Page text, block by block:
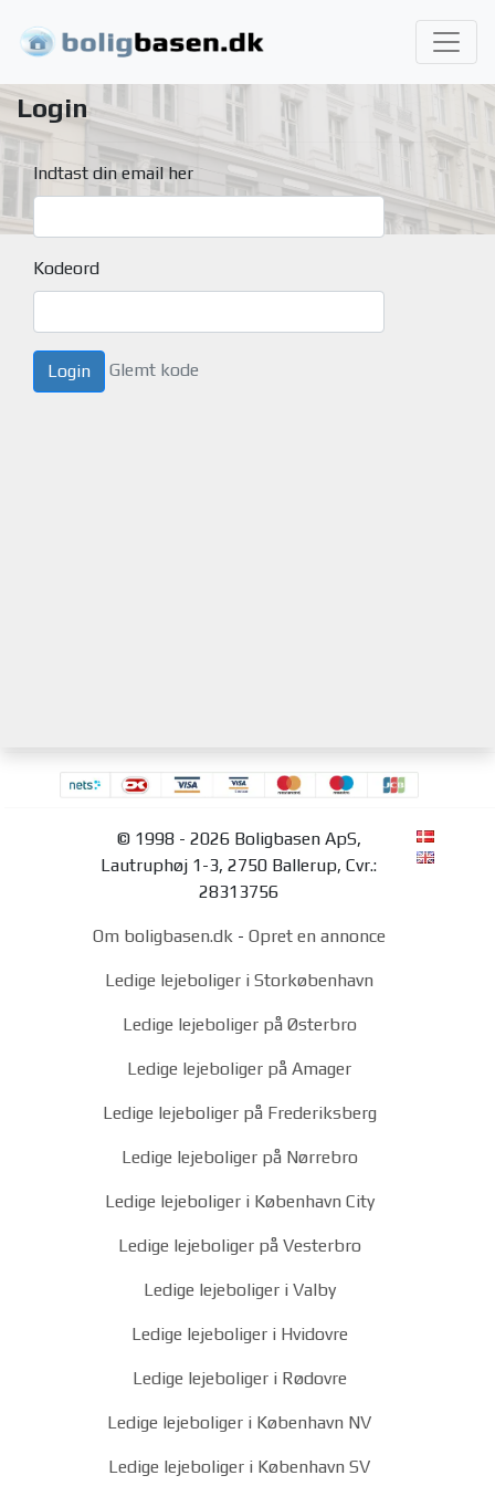
Login
Indtast din email her
Kodeord
Glemt kode
© 1998 - 2026 Boligbasen ApS,
Lautruphøj 1-3, 2750 Ballerup, Cvr.:
28313756
Om boligbasen.dk - Opret en annonce
Ledige lejeboliger i Storkøbenhavn
Ledige lejeboliger på Østerbro
Ledige lejeboliger på Amager
Ledige lejeboliger på Frederiksberg
Ledige lejeboliger på Nørrebro
Ledige lejeboliger i København City
Ledige lejeboliger på Vesterbro
Ledige lejeboliger i Valby
Ledige lejeboliger i Hvidovre
Ledige lejeboliger i Rødovre
Ledige lejeboliger i København NV
Ledige lejeboliger i København SV